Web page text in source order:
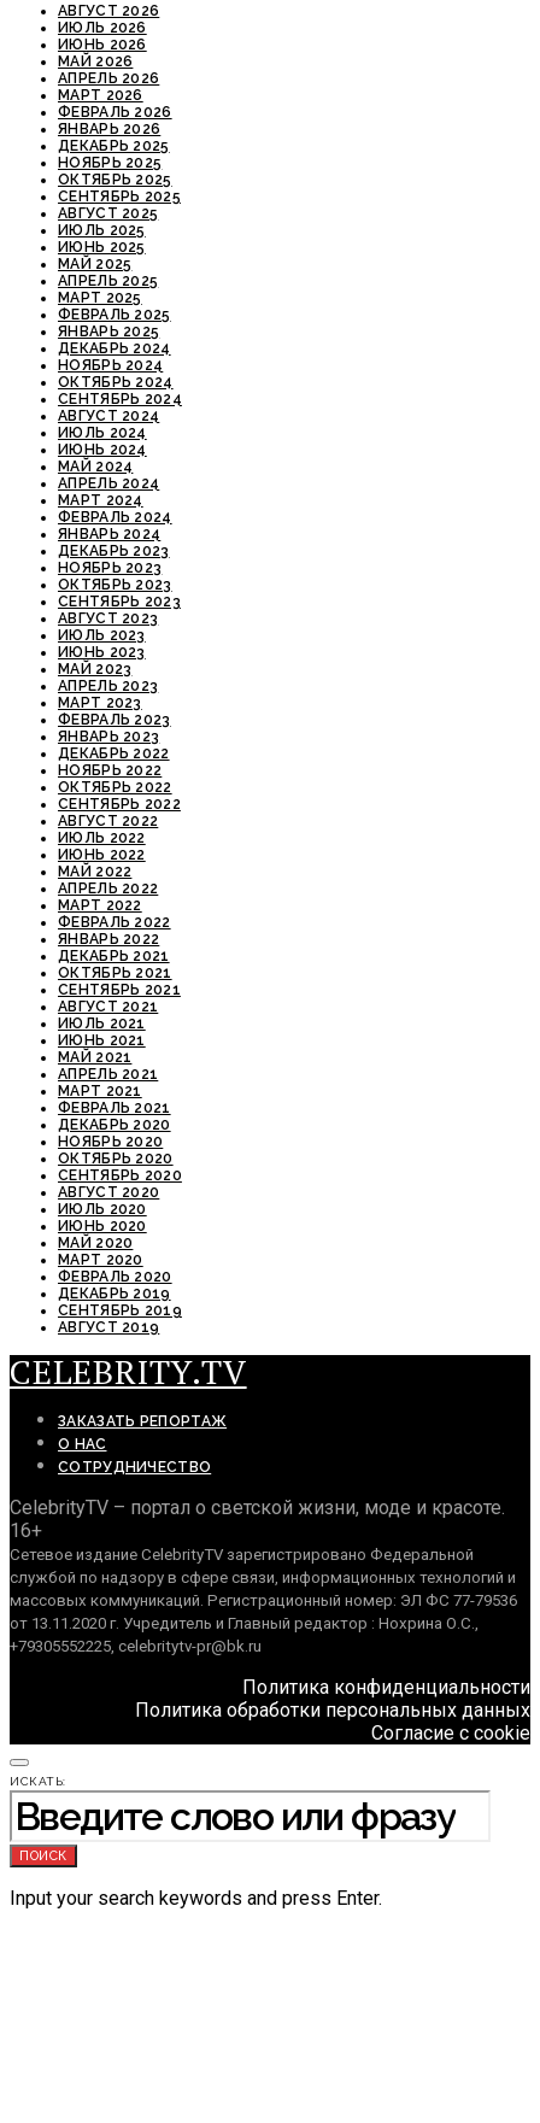
АВГУСТ 2026
ИЮЛЬ 2026
ИЮНЬ 2026
МАЙ 2026
АПРЕЛЬ 2026
МАРТ 2026
ФЕВРАЛЬ 2026
ЯНВАРЬ 2026
ДЕКАБРЬ 2025
НОЯБРЬ 2025
ОКТЯБРЬ 2025
СЕНТЯБРЬ 2025
АВГУСТ 2025
ИЮЛЬ 2025
ИЮНЬ 2025
МАЙ 2025
АПРЕЛЬ 2025
МАРТ 2025
ФЕВРАЛЬ 2025
ЯНВАРЬ 2025
ДЕКАБРЬ 2024
НОЯБРЬ 2024
ОКТЯБРЬ 2024
СЕНТЯБРЬ 2024
АВГУСТ 2024
ИЮЛЬ 2024
ИЮНЬ 2024
МАЙ 2024
АПРЕЛЬ 2024
МАРТ 2024
ФЕВРАЛЬ 2024
ЯНВАРЬ 2024
ДЕКАБРЬ 2023
НОЯБРЬ 2023
ОКТЯБРЬ 2023
СЕНТЯБРЬ 2023
АВГУСТ 2023
ИЮЛЬ 2023
ИЮНЬ 2023
МАЙ 2023
АПРЕЛЬ 2023
МАРТ 2023
ФЕВРАЛЬ 2023
ЯНВАРЬ 2023
ДЕКАБРЬ 2022
НОЯБРЬ 2022
ОКТЯБРЬ 2022
СЕНТЯБРЬ 2022
АВГУСТ 2022
ИЮЛЬ 2022
ИЮНЬ 2022
МАЙ 2022
АПРЕЛЬ 2022
МАРТ 2022
ФЕВРАЛЬ 2022
ЯНВАРЬ 2022
ДЕКАБРЬ 2021
ОКТЯБРЬ 2021
СЕНТЯБРЬ 2021
АВГУСТ 2021
ИЮЛЬ 2021
ИЮНЬ 2021
МАЙ 2021
АПРЕЛЬ 2021
МАРТ 2021
ФЕВРАЛЬ 2021
ДЕКАБРЬ 2020
НОЯБРЬ 2020
ОКТЯБРЬ 2020
СЕНТЯБРЬ 2020
АВГУСТ 2020
ИЮЛЬ 2020
ИЮНЬ 2020
МАЙ 2020
МАРТ 2020
ФЕВРАЛЬ 2020
ДЕКАБРЬ 2019
СЕНТЯБРЬ 2019
АВГУСТ 2019
CELEBRITY.TV
ЗАКАЗАТЬ РЕПОРТАЖ
О НАС
СОТРУДНИЧЕСТВО
CelebrityTV – портал о светской жизни, моде и красоте.
16+
Сетевое издание CelebrityTV зарегистрировано Федеральной
службой по надзору в сфере связи, информационных технологий и
массовых коммуникаций. Регистрационный номер: ЭЛ ФС 77-79536
от 13.11.2020 г. Учредитель и Главный редактор : Нохрина О.С.,
+79305552225, celebritytv-pr@bk.ru
Политика конфиденциальности
Политика обработки персональных данных
Согласие с cookie
ИСКАТЬ:
ПОИСК
Input your search keywords and press Enter.